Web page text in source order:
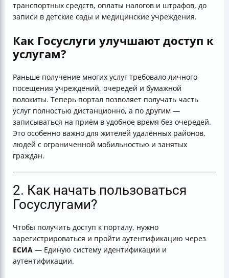
транспортных средств, оплаты налогов и штрафов, до
записи в детские сады и медицинские учреждения.
Как Госуслуги улучшают доступ к
услугам?
Раньше получение многих услуг требовало личного
посещения учреждений, очередей и бумажной
волокиты. Теперь портал позволяет получать часть
услуг полностью дистанционно, а по другим —
записываться на приём в удобное время без очередей.
Это особенно важно для жителей удалённых районов,
людей с ограниченной мобильностью и занятых
граждан.
2. Как начать пользоваться
Госуслугами?
Чтобы получить доступ к порталу, нужно
зарегистрироваться и пройти аутентификацию через
ЕСИА — Единую систему идентификации и
аутентификации.